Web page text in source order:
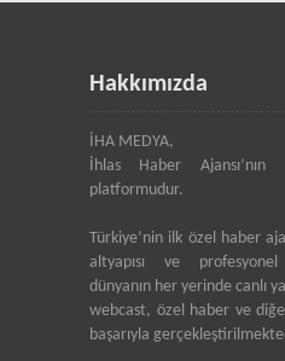
Hakkımızda
İHA MEDYA,
İhlas Haber Ajansı’nın
platformudur.
Türkiye’nin ilk özel haber
altyapısı ve
dünyanın her yerinde canlı
webcast, özel haber ve
başarıyla